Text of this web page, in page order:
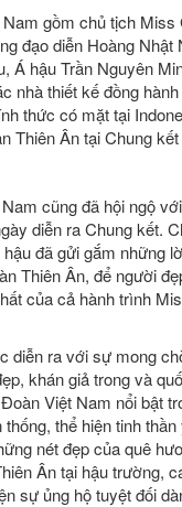
gồm chủ tịch Miss
đạo diễn Hoàng Nhật
Á hậu Trần Nguyên
nhà thiết kế đồng
thức có mặt tại
Thiên Ân tại Chung
cũng đã hội ngộ
diễn ra Chung kết.
đã gửi gắm những
Thiên Ân, để người
của cả hành trình
diễn ra với sự mong
khán giả trong và
Việt Nam nổi bật
thể hiện tinh
nét đẹp của quê
Ân tại hậu trường,
sự ủng hộ tuyệt đối